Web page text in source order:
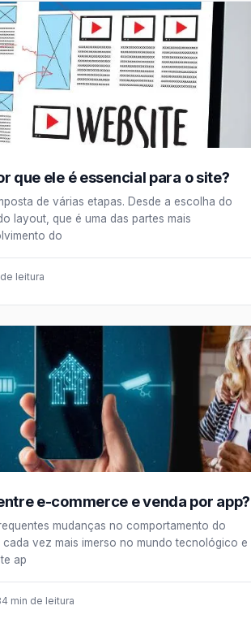
que ele é essencial para o site?
de várias etapas. Desde a escolha do
layout, que é uma das partes mais
do
leitura
e-commerce e venda por app?
mudanças no comportamento do
vez mais imerso no mundo tecnológico e
ap
4 min de leitura